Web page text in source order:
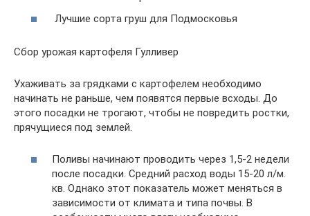
Лучшие сорта груш для Подмосковья
Сбор урожая картофеля Гулливер
Ухаживать за грядками с картофелем необходимо
начинать не раньше, чем появятся первые всходы. До
этого посадки не трогают, чтобы не повредить ростки,
прячущиеся под землей.
Поливы начинают проводить через 1,5-2 недели
после посадки. Средний расход воды 15-20 л/м.
кв. Однако этот показатель может меняться в
зависимости от климата и типа почвы. В